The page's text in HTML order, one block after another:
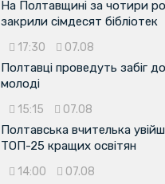
На Полтавщині за чотири
закрили сімдесят бібліотек
17:30 07.08
Полтавці проведуть забіг
молоді
15:15 07.08
Полтавська вчителька
ТОП-25 кращих освітян
14:00 07.08